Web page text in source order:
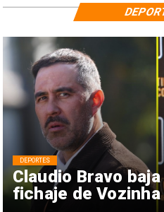
Claudio Bravo
fichaje de Vozinha
DEPORTES